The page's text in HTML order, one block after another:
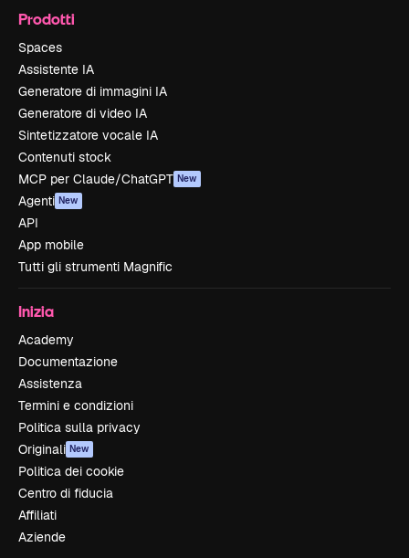
Prodotti
Spaces
Assistente IA
Generatore di immagini IA
Generatore di video IA
Sintetizzatore vocale IA
Contenuti stock
MCP per Claude/ChatGPT New
Agenti New
API
App mobile
Tutti gli strumenti Magnific
Inizia
Academy
Documentazione
Assistenza
Termini e condizioni
Politica sulla privacy
Originali New
Politica dei cookie
Centro di fiducia
Affiliati
Aziende